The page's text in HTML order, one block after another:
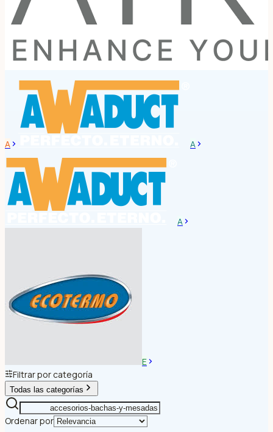
A A
A
E
Filtrar por categoría
Todas las categorías
Ordenar por